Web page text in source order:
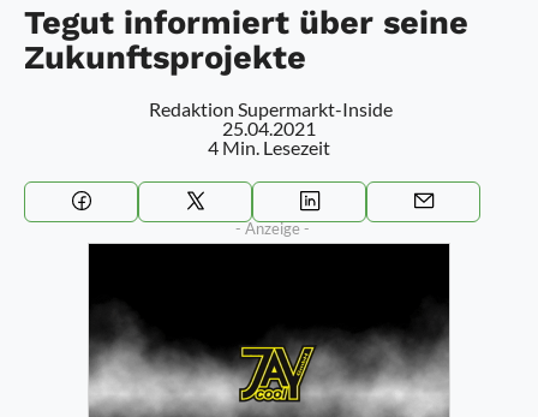
Tegut informiert über seine
Zukunftsprojekte
Redaktion Supermarkt-Inside
25.04.2021
4 Min. Lesezeit